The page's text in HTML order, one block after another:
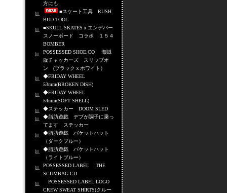
方にも
■スケート工具 RUSH
BUD TOOL
■SKULL SKATESｘエンデバー
スノーボード コラボ １５４
BOMBER
POSSESSED SHOE.CO 海賊
版チャッカーズ スリップオ
ン (ブラックｘホワイト）
◆FRIDAY WHEEL
53mm(BROKEN DISH)
◆FRIDAY WHEEL
54mm(SOFT SHELL)
◆ステッカー DOOM SLED
◆脂肪遊戯 デブが調子に乗っ
てます ステッカー
◆脂肪遊戯 バケットハット
（ダークブルー）
◆脂肪遊戯 バケットハット
（ライトブルー）
POSSESSED LABEL THE
SCUMBAG CD
POSSESSED LABEL LOGO
CREW SWEAT SHIRTS(クルー